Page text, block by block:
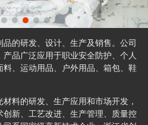
的研发、设计、生产及销售。公司
品广泛应用于职业安全防护、个人
、运动用品、户外用品、箱包、鞋
料的研发、生产应用和市场开发，
新、工艺改进、生产管理、质量控